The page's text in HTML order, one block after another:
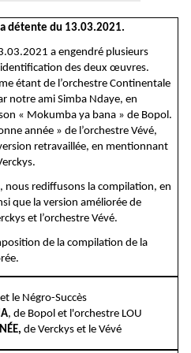
détente du 13.03.2021.
a engendré plusieurs
des deux œuvres.
étant de l’orchestre Continentale
notre ami Simba Ndaye, en
« Mokumba ya bana » de Bopol.
année » de l’orchestre Vévé,
retravaillée, en mentionnant
nous rediffusons la compilation, en
que la version améliorée de
et l’orchestre Vévé.
de la compilation de la
le Négro-Succès
, de Bopol et l'orchestre LOU
de Verckys et le Vévé